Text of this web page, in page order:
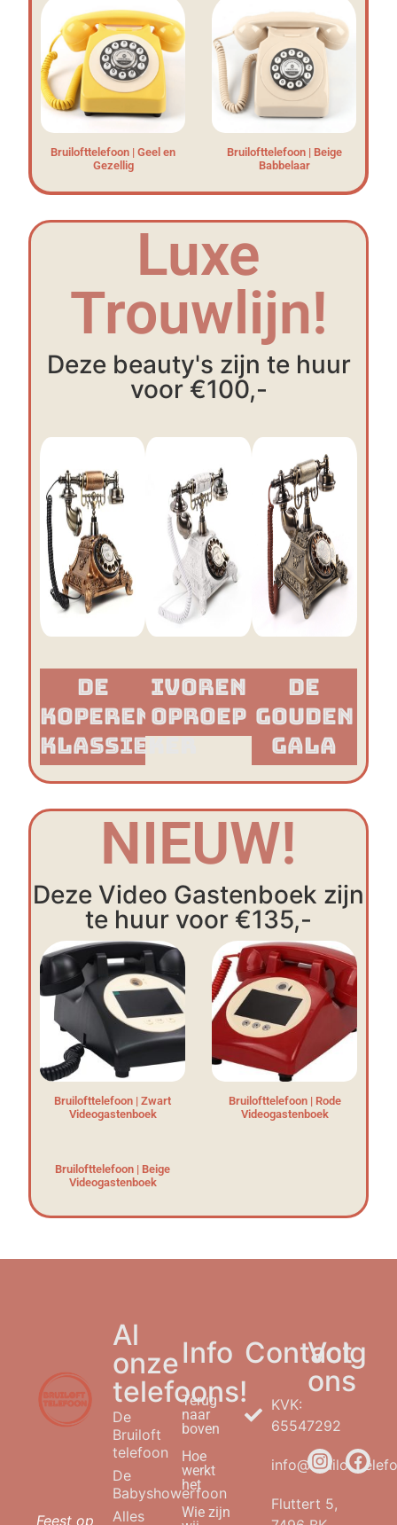
Bruilofttelefoon | Geel en
Gezellig
Bruilofttelefoon | Beige
Babbelaar
Luxe
Trouwlijn!
Deze beauty's zijn te huur
voor €100,-
De
Koperen
Klassieker​
Ivoren
Oproep
De
Gouden
Gala
NIEUW!
Deze Video Gastenboek zijn
te huur voor €135,-
Bruilofttelefoon | Zwart
Videogastenboek
Bruilofttelefoon | Rode
Videogastenboek
Bruilofttelefoon | Beige
Videogastenboek
Feest op
Al
onze
telefoons!
De
Bruiloft
telefoon
De
Babyshowerfoon
Alles
Info
Terug
naar
boven
Hoe
werkt
het
Wie zijn
Contact
KVK:
65547292
Fluttert 5,
Volg
ons